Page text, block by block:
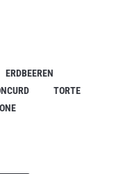
ERDBEEREN
TORTE